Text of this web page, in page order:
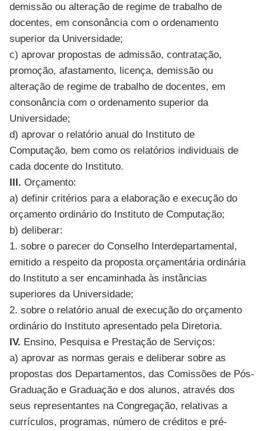
demissão ou alteração de regime de trabalho de
docentes, em consonância com o ordenamento
superior da Universidade;
c) aprovar propostas de admissão, contratação,
promoção, afastamento, licença, demissão ou
alteração de regime de trabalho de docentes, em
consonância com o ordenamento superior da
Universidade;
d) aprovar o relatório anual do Instituto de
Computação, bem como os relatórios individuais de
cada docente do Instituto.
III. Orçamento:
a) definir critérios para a elaboração e execução do
orçamento ordinário do Instituto de Computação;
b) deliberar:
1. sobre o parecer do Conselho Interdepartamental,
emitido a respeito da proposta orçamentária ordinária
do Instituto a ser encaminhada às instâncias
superiores da Universidade;
2. sobre o relatório anual de execução do orçamento
ordinário do Instituto apresentado pela Diretoria.
IV. Ensino, Pesquisa e Prestação de Serviços:
a) aprovar as normas gerais e deliberar sobre as
propostas dos Departamentos, das Comissões de Pós-
Graduação e Graduação e dos alunos, através dos
seus representantes na Congregação, relativas a
currículos, programas, número de créditos e pré-